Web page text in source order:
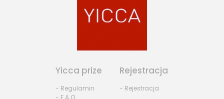
Yicca prize
- Regulamin
- F.A.Q.
Rejestracja
- Rejestracja